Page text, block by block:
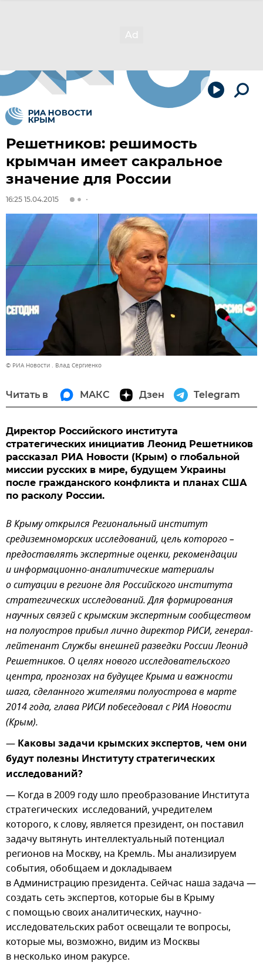
Решетников: решимость
крымчан имеет сакральное
значение для России
16:25 15.04.2015
© РИА Новости . Влад Сергиенко
Читать в МАКС Дзен Telegram
Директор Российского института
стратегических инициатив Леонид Решетников
рассказал РИА Новости (Крым) о глобальной
миссии русских в мире, будущем Украины
после гражданского конфликта и планах США
по расколу России.
В Крыму открылся Региональный институт
средиземноморских исследований, цель которого –
предоставлять экспертные оценки, рекомендации
и информационно-аналитические материалы
о ситуации в регионе для Российского института
стратегических исследований. Для формирования
научных связей с крымским экспертным сообществом
на полуостров прибыл лично директор РИСИ, генерал-
лейтенант Службы внешней разведки России Леонид
Решетников. О целях нового исследовательского
центра, прогнозах на будущее Крыма и важности
шага, сделанного жителями полуострова в марте
2014 года, глава РИСИ побеседовал с РИА Новости
(Крым).
— Каковы задачи крымских экспертов, чем они
будут полезны Институту стратегических
исследований?
— Когда в 2009 году шло преобразование Института
стратегических исследований, учредителем
которого, к слову, является президент, он поставил
задачу вытянуть интеллектуальный потенциал
регионов на Москву, на Кремль. Мы анализируем
события, обобщаем и докладываем
в Администрацию президента. Сейчас наша задача —
создать сеть экспертов, которые бы в Крыму
с помощью своих аналитических, научно-
исследовательских работ освещали те вопросы,
которые мы, возможно, видим из Москвы
в несколько ином ракурсе.